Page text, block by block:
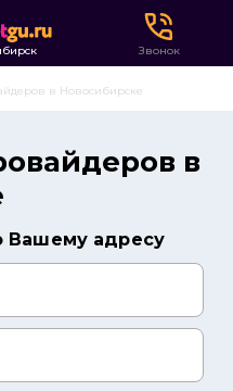
Звонок
в Новосибирске
в
Вашему адресу